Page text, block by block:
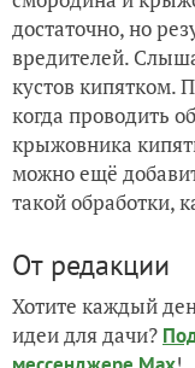
достаточно, но
вредителей.
кустов кипятком.
когда проводить
крыжовника
можно ещё
такой обработки,
От редакции
Хотите каждый
идеи для дачи?